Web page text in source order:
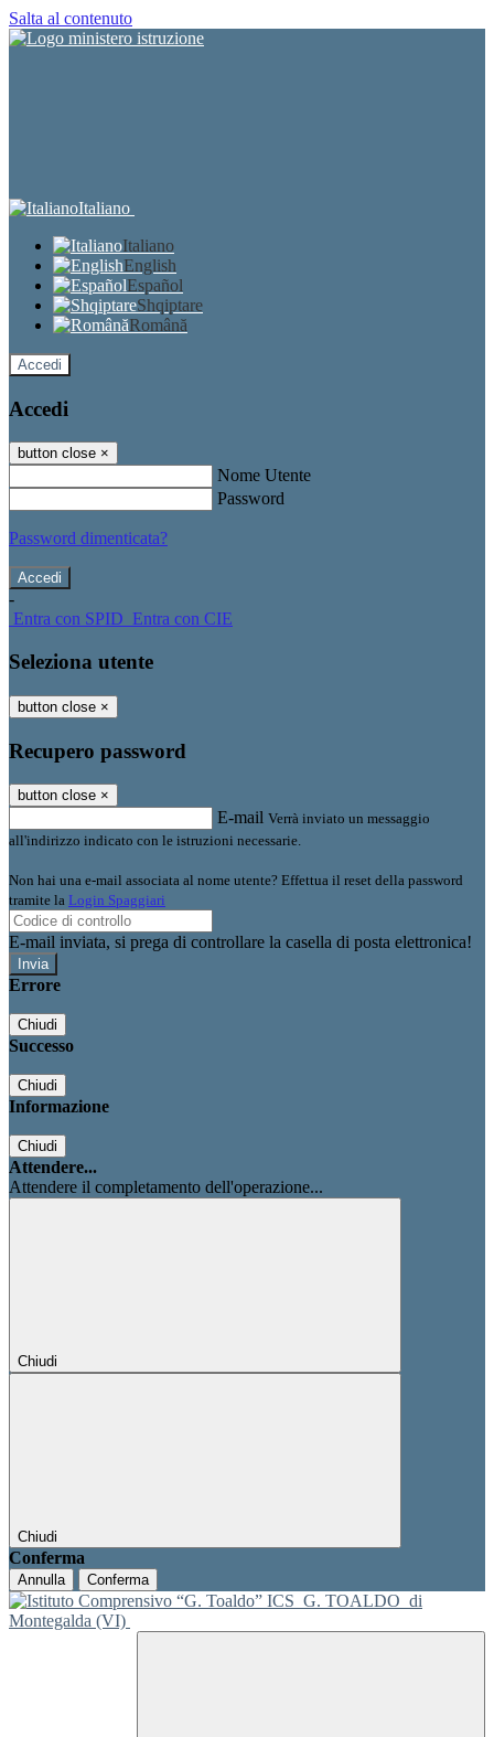
Salta al contenuto
Italiano
Italiano
English
Español
Shqiptare
Română
Accedi
Accedi
button close ×
Nome Utente
Password
Password dimenticata?
-
Entra con SPID Entra con CIE
Seleziona utente
button close ×
Recupero password
button close ×
E-mail Verrà inviato un messaggio
all'indirizzo indicato con le istruzioni necessarie.
Non hai una e-mail associata al nome utente? Effettua il reset della password
tramite la Login Spaggiari
E-mail inviata, si prega di controllare la casella di posta elettronica!
Errore
Chiudi
Successo
Chiudi
Informazione
Chiudi
Attendere...
Attendere il completamento dell'operazione...
Chiudi
Chiudi
Conferma
Annulla Conferma
ICS G. TOALDO di
Montegalda (VI)